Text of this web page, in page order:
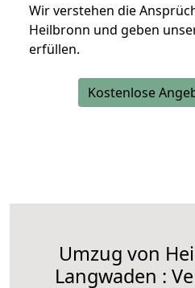
Wir verstehen die
Heilbronn und geben
erfüllen.
Kostenlose
Umzug von
Langwaden :